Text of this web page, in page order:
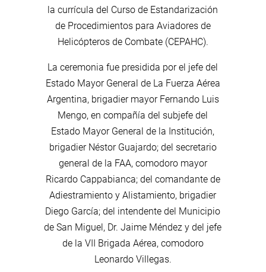
la currícula del Curso de Estandarización
de Procedimientos para Aviadores de
Helicópteros de Combate (CEPAHC).
La ceremonia fue presidida por el jefe del
Estado Mayor General de La Fuerza Aérea
Argentina, brigadier mayor Fernando Luis
Mengo, en compañía del subjefe del
Estado Mayor General de la Institución,
brigadier Néstor Guajardo; del secretario
general de la FAA, comodoro mayor
Ricardo Cappabianca; del comandante de
Adiestramiento y Alistamiento, brigadier
Diego García; del intendente del Municipio
de San Miguel, Dr. Jaime Méndez y del jefe
de la VII Brigada Aérea, comodoro
Leonardo Villegas.